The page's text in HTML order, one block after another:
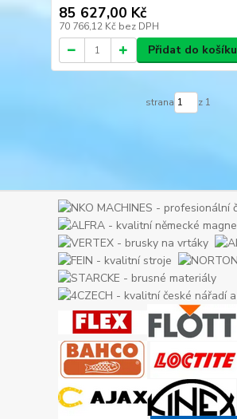
85 627,00 Kč
70 766,12 Kč bez DPH
Přidat do košíku
strana z 1